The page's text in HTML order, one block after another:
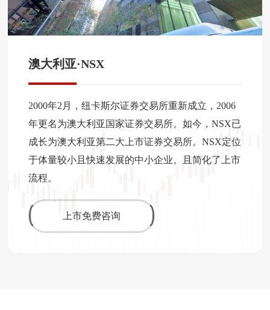
澳大利亚·NSX
2000年2月，纽卡斯尔证券交易所重新成立，2006
年更名为澳大利亚国家证券交易所。如今，NSX已
成长为澳大利亚第二大上市证券交易所。NSX定位
于体量较小且快速发展的中小企业。且简化了上市
流程。
上市免费咨询